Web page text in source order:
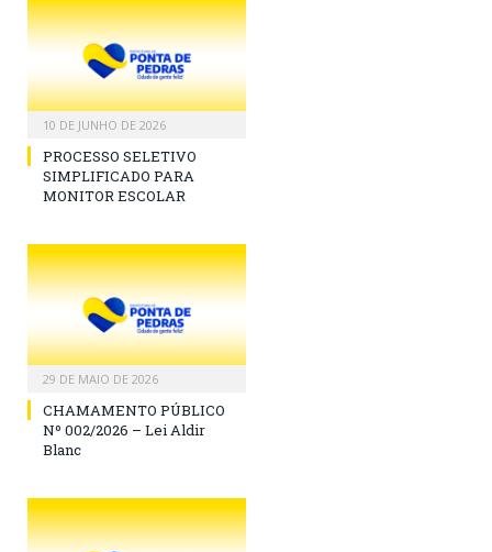
10 DE JUNHO DE 2026
PROCESSO SELETIVO
SIMPLIFICADO PARA
MONITOR ESCOLAR
29 DE MAIO DE 2026
CHAMAMENTO PÚBLICO
Nº 002/2026 – Lei Aldir
Blanc